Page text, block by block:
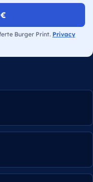
Burger Print. Privacy